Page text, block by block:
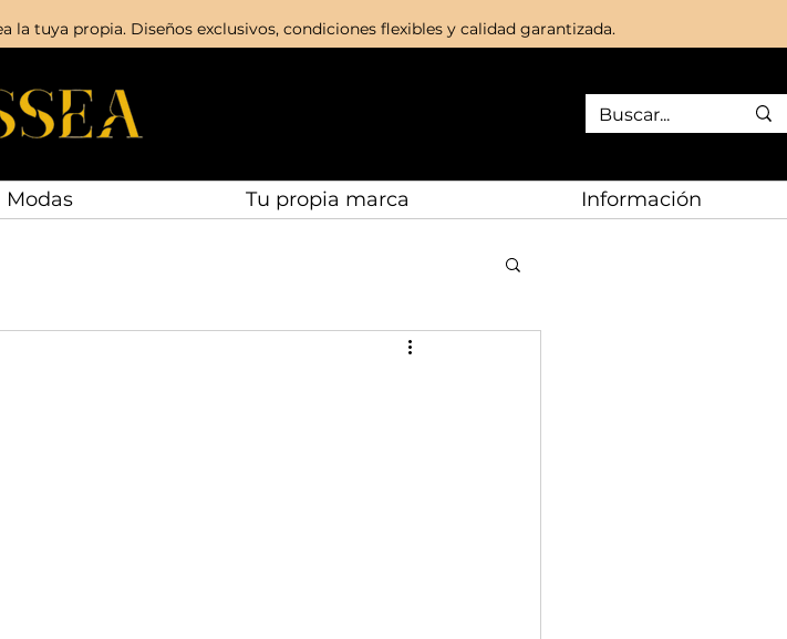
tuya propia. Diseños exclusivos, condiciones flexibles y calidad garantizada.
Modas Tu propia marca Información